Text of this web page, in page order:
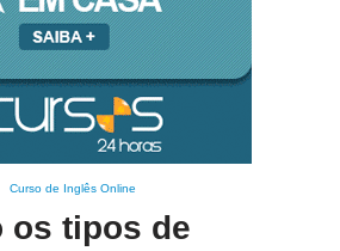
Curso de Inglês Online
os tipos de